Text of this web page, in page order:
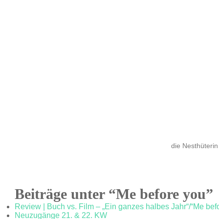
die Nesthüterin
Beiträge unter “Me before you”
Review | Buch vs. Film – „Ein ganzes halbes Jahr“/“Me
Neuzugänge 21. & 22. KW